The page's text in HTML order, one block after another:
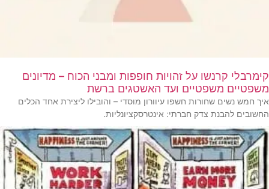
קימרבלי קרנשו על זהויות חופפות ומבני הכוח – מדיונים
משפטיים משפטיים ועד האשטגים ברשת
איך חמש נשים שחורות חשפו עיוורון מוסדי – והובילו ליצירת אחד הכלים
החשובים להבנת צדק חברתי: אינטרסקציונליות.